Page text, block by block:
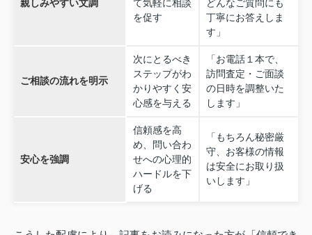
親しみやすい文調
て気軽に相談
を促す
どんなご質問にも
丁寧にお答えしま
す」
ご相談の流れを明示
次にとるべき
ステップがわ
かりやすく安
心感を与える
「お電話１本で、
訪問査定・ご面談
の日時を調整いた
します」
安心を強調
信頼感を高
め、問い合わ
せへの心理的
ハードルを下
げる
「もちろん秘密厳
守、お客様の情報
は安全にお取り扱
いします」